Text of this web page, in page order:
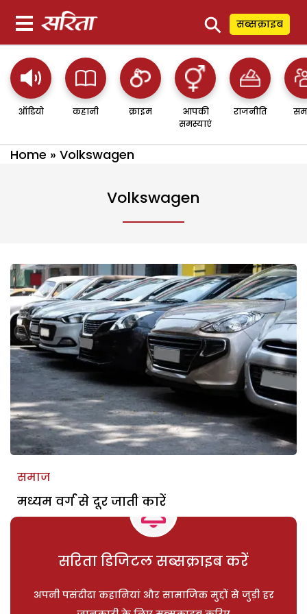
⚲ सब्सक्राइब
ऑडियो कहानी क्राइम
आपकी
समस्याएं
राजनीति
Home » Volkswagen
Volkswagen
समाज
मध्यम वर्ग से दूर जाती कारें
सरिता डिजिटल सब्सक्राइब करें
अपनी पसंदीदा कहानियां और सामाजिक मुद्दों से जुड़ी हर